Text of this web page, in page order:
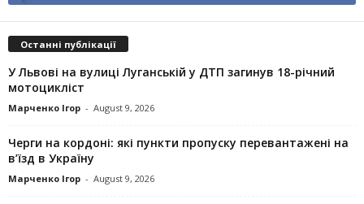
Останні публікації
У Львові на вулиці Луганській у ДТП загинув 18-річний
мотоцикліст
Марченко Ігор - August 9, 2026
Черги на кордоні: які пункти пропуску перевантажені на
в’їзд в Україну
Марченко Ігор - August 9, 2026